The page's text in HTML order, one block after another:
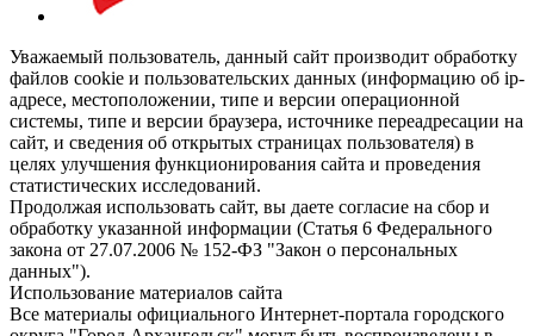
Уважаемый пользователь, данный сайт производит обработку
файлов cookie и пользовательских данных (информацию об ip-
адресе, местоположении, типе и версии операционной
системы, типе и версии браузера, источнике переадресации на
сайт, и сведения об открытых страницах пользователя) в
целях улучшения функционирования сайта и проведения
статистических исследований.
Продолжая использовать сайт, вы даете согласие на сбор и
обработку указанной информации (Статья 6 Федерального
закона от 27.07.2006 № 152-ФЗ "Закон о персональных
данных").
Использование материалов сайта
Все материалы официального Интернет-портала городского